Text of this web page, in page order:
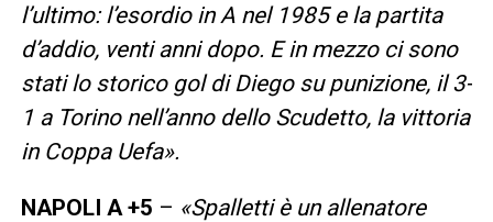
l’ultimo: l’esordio in A nel 1985 e la partita
d’addio, venti anni dopo. E in mezzo ci sono
stati lo storico gol di Diego su punizione, il 3-
1 a Torino nell’anno dello Scudetto, la vittoria
in Coppa Uefa».
NAPOLI A +5 – «Spalletti è un allenatore